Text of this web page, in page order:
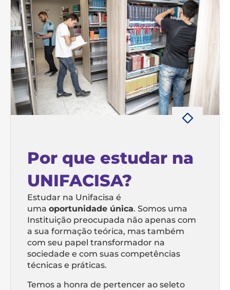
Por que estudar na
UNIFACISA?
Estudar na Unifacisa é
uma oportunidade única. Somos uma
Instituição preocupada não apenas com
a sua formação teórica, mas também
com seu papel transformador na
sociedade e com suas competências
técnicas e práticas.
Temos a honra de pertencer ao seleto